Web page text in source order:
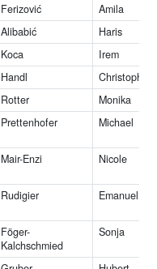
Ferizović
Amila
Alibabić
Haris
Koca
Irem
Handl
Christopher
Rotter
Monika
Prettenhofer Michael
Mair-Enzi Nicole
Rudigier Emanuel
Föger-
Kalchschmied
Sonja